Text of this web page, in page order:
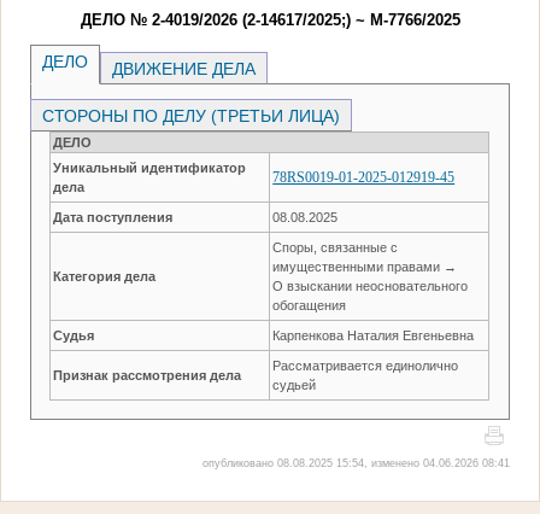
ДЕЛО № 2-4019/2026 (2-14617/2025;) ~ М-7766/2025
ДЕЛО ДВИЖЕНИЕ ДЕЛА
СТОРОНЫ ПО ДЕЛУ (ТРЕТЬИ ЛИЦА)
ДЕЛО
Уникальный идентификатор
дела
78RS0019-01-2025-012919-45
Дата поступления 08.08.2025
Категория дела
Споры, связанные с
имущественными правами →
О взыскании неосновательного
обогащения
Судья Карпенкова Наталия Евгеньевна
Признак рассмотрения дела
Рассматривается единолично
судьей
опубликовано 08.08.2025 15:54, изменено 04.06.2026 08:41